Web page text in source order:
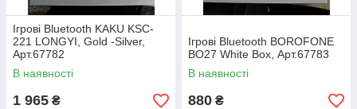
Ігрові Bluetooth KAKU KSC-
221 LONGYI, Gold -Silver,
Арт.67782
В наявності
1 965 ₴
Ігрові Bluetooth BOROFONE
BO27 White Box, Арт.67783
В наявності
880 ₴